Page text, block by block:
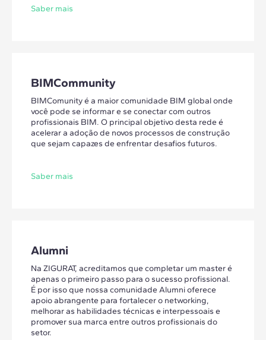
Saber mais
BIMCommunity
BIMComunity é a maior comunidade BIM global onde
você pode se informar e se conectar com outros
profissionais BIM. O principal objetivo desta rede é
acelerar a adoção de novos processos de construção
que sejam capazes de enfrentar desafios futuros.
Saber mais
Alumni
Na ZIGURAT, acreditamos que completar um master é
apenas o primeiro passo para o sucesso profissional.
É por isso que nossa comunidade Alumni oferece
apoio abrangente para fortalecer o networking,
melhorar as habilidades técnicas e interpessoais e
promover sua marca entre outros profissionais do
setor.